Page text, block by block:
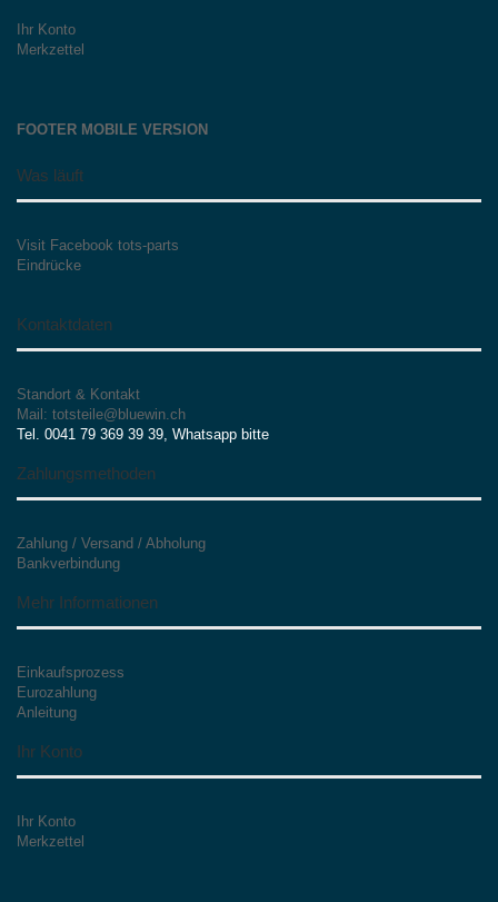
Ihr Konto
Merkzettel
FOOTER MOBILE VERSION
Was läuft
Visit Facebook tots-parts
Eindrücke
Kontaktdaten
Standort & Kontakt
Mail: totsteile@bluewin.ch
Tel. 0041 79 369 39 39, Whatsapp bitte
Zahlungsmethoden
Zahlung / Versand / Abholung
Bankverbindung
Mehr Informationen
Einkaufsprozess
Eurozahlung
Anleitung
Ihr Konto
Ihr Konto
Merkzettel